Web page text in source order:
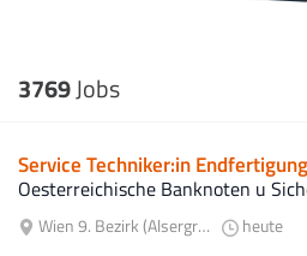
3769Jobs
Service Techniker:in
Oesterreichische Banknoten u
Wien 9. Bezirk (Alsergrund) heute